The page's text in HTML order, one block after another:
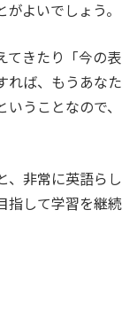
よいでしょう。
てきたり「今の表
れば、もうあなた
うことなので、
、非常に英語らし
指して学習を継続